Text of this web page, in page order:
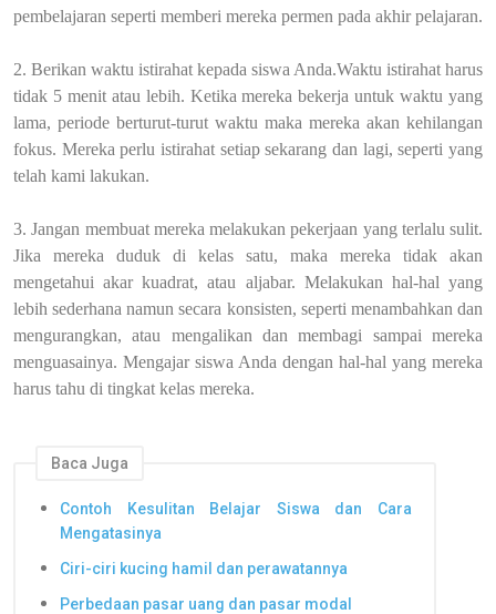
pembelajaran seperti memberi mereka permen pada akhir pelajaran.
2. Berikan waktu istirahat kepada siswa Anda.Waktu istirahat harus
tidak 5 menit atau lebih. Ketika mereka bekerja untuk waktu yang
lama, periode berturut-turut waktu maka mereka akan kehilangan
fokus. Mereka perlu istirahat setiap sekarang dan lagi, seperti yang
telah kami lakukan.
3. Jangan membuat mereka melakukan pekerjaan yang terlalu sulit.
Jika mereka duduk di kelas satu, maka mereka tidak akan
mengetahui akar kuadrat, atau aljabar. Melakukan hal-hal yang
lebih sederhana namun secara konsisten, seperti menambahkan dan
mengurangkan, atau mengalikan dan membagi sampai mereka
menguasainya. Mengajar siswa Anda dengan hal-hal yang mereka
harus tahu di tingkat kelas mereka.
Baca Juga
Contoh Kesulitan Belajar Siswa dan Cara
Mengatasinya
Ciri-ciri kucing hamil dan perawatannya
Perbedaan pasar uang dan pasar modal